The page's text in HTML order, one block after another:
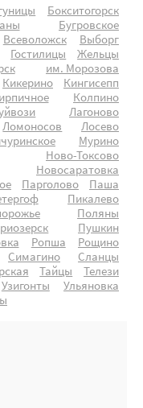
Бокситогорск
Бугровское
Всеволожск
Выборг
Гостилицы
Жельцы
им. Морозова
Кикерино
Кингисепп
Колпино
Лагоново
Ломоносов
Лосево
Мурино
Ново-Токсово
Новосаратовка
Парголово
Паша
Пикалево
Поляны
Пушкин
Ропша
Рощино
Симагино
Сланцы
Тайцы
Телези
Узигонты
Ульяновка